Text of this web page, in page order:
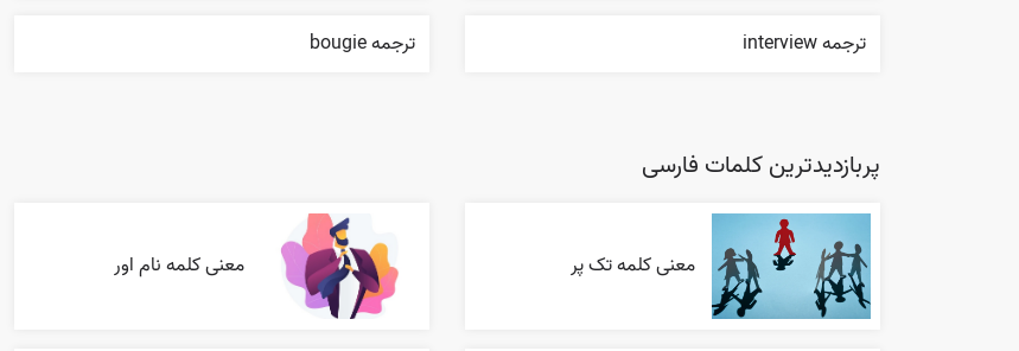
ترجمه interview ترجمه bougie
پربازدیدترین کلمات فارسی
معنی کلمه تک پر معنی کلمه نام اور